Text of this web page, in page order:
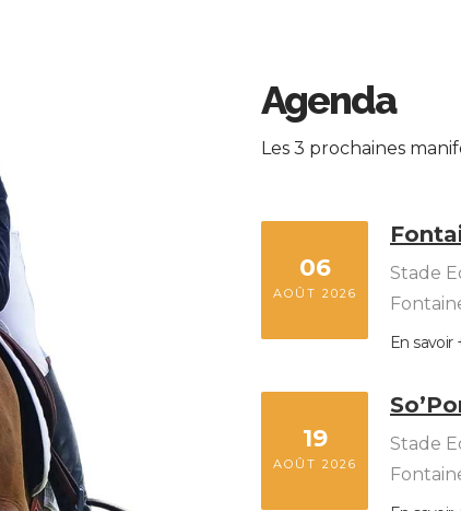
Agenda
Les 3 prochaines
06
AOÛT 2026
Stade
En savoir
19
AOÛT 2026
Stade